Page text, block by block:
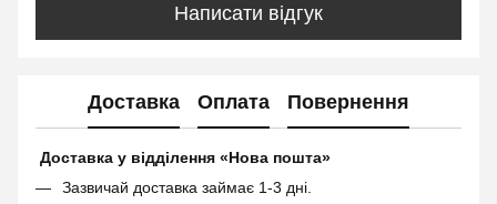
Написати відгук
Доставка Оплата Повернення
Доставка у відділення «Нова пошта»
Зазвичай доставка займає 1-3 дні.